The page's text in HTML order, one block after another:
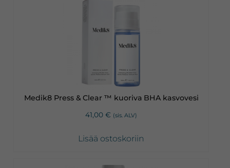
Medik8 Press & Clear ™ kuoriva BHA kasvovesi
41,00 € (sis. ALV)
Lisää ostoskoriin